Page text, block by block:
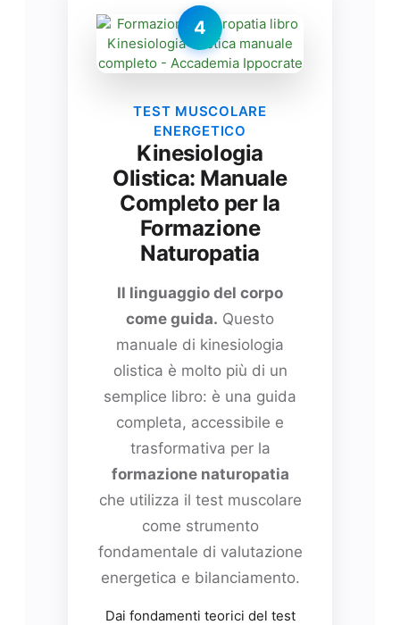
4
TEST MUSCOLARE
ENERGETICO
Kinesiologia
Olistica: Manuale
Completo per la
Formazione
Naturopatia
Il linguaggio del corpo
come guida. Questo
manuale di kinesiologia
olistica è molto più di un
semplice libro: è una guida
completa, accessibile e
trasformativa per la
formazione naturopatia
che utilizza il test muscolare
come strumento
fondamentale di valutazione
energetica e bilanciamento.
Dai fondamenti teorici del test